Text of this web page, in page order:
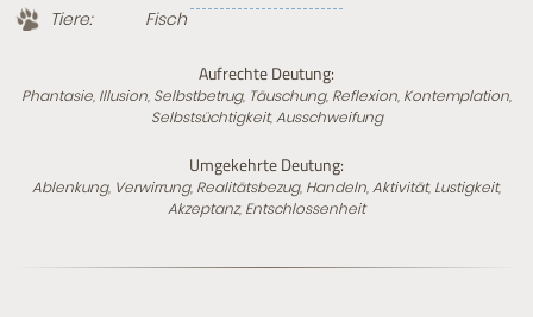
Tiere:
Fisch
Aufrechte Deutung:
Phantasie, Illusion, Selbstbetrug, Täuschung, Reflexion, Kontemplation,
Selbstsüchtigkeit, Ausschweifung
Umgekehrte Deutung:
Ablenkung, Verwirrung, Realitätsbezug, Handeln, Aktivität, Lustigkeit,
Akzeptanz, Entschlossenheit